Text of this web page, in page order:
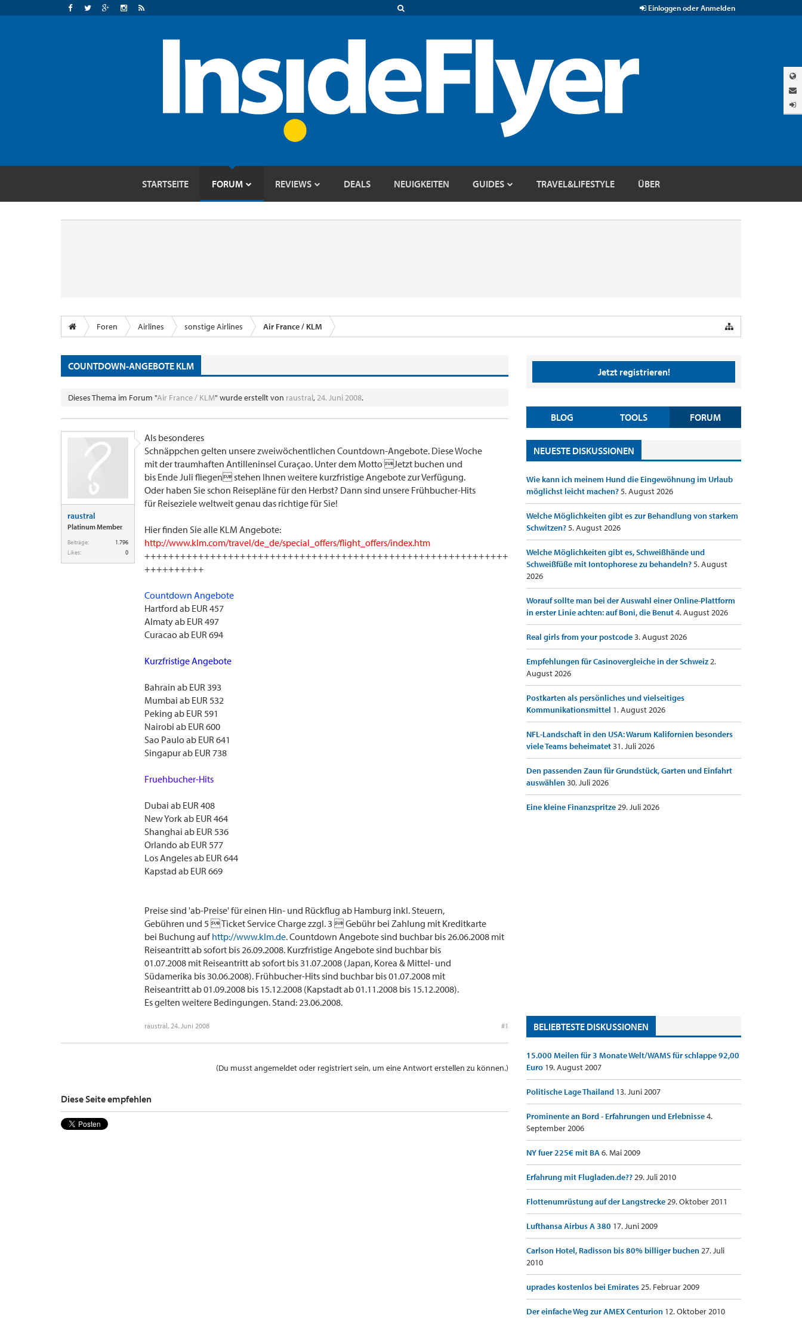
Einloggen oder Anmelden
STARTSEITE FORUM REVIEWS DEALS NEUIGKEITEN GUIDES TRAVEL&LIFESTYLE ÜBER
Foren Airlines sonstige Airlines Air France / KLM
COUNTDOWN-ANGEBOTE KLM
Dieses Thema im Forum "Air France / KLM" wurde erstellt von raustral,24. Juni 2008.
raustral
Platinum Member
Beiträge:
1.796
Likes:
0
Als besonderes
Schnäppchen gelten unsere zweiwöchentlichen Countdown-Angebote. Diese Woche
mit der traumhaften Antilleninsel Curaçao. Unter dem Motto Jetzt buchen und
bis Ende Juli fliegen stehen Ihnen weitere kurzfristige Angebote zur Verfügung.
Oder haben Sie schon Reisepläne für den Herbst? Dann sind unsere Frühbucher-Hits
für Reiseziele weltweit genau das richtige für Sie!
Hier finden Sie alle KLM Angebote:
http://www.klm.com/travel/de_de/special_offers/flight_offers/index.htm
+++++++++++++++++++++++++++++++++++++++++++++++++++++++++++++
++++++++++
Countdown Angebote
Hartford ab EUR 457
Almaty ab EUR 497
Curacao ab EUR 694
Kurzfristige Angebote
Bahrain ab EUR 393
Mumbai ab EUR 532
Peking ab EUR 591
Nairobi ab EUR 600
Sao Paulo ab EUR 641
Singapur ab EUR 738
Fruehbucher-Hits
Dubai ab EUR 408
New York ab EUR 464
Shanghai ab EUR 536
Orlando ab EUR 577
Los Angeles ab EUR 644
Kapstad ab EUR 669
Preise sind 'ab-Preise' für einen Hin- und Rückflug ab Hamburg inkl. Steuern,
Gebühren und 5  Ticket Service Charge zzgl. 3  Gebühr bei Zahlung mit Kreditkarte
bei Buchung aufhttp://www.klm.de. Countdown Angebote sind buchbar bis 26.06.2008 mit
Reiseantritt ab sofort bis 26.09.2008. Kurzfristige Angebote sind buchbar bis
01.07.2008 mit Reiseantritt ab sofort bis 31.07.2008 (Japan, Korea & Mittel- und
Südamerika bis 30.06.2008). Frühbucher-Hits sind buchbar bis 01.07.2008 mit
Reiseantritt ab 01.09.2008 bis 15.12.2008 (Kapstadt ab 01.11.2008 bis 15.12.2008).
Es gelten weitere Bedingungen. Stand: 23.06.2008.
raustral, 24. Juni 2008 #1
(Du musst angemeldet oder registriert sein, um eine Antwort erstellen zu können.)
Diese Seite empfehlen
Jetzt registrieren!
BLOG TOOLS FORUM
NEUESTE DISKUSSIONEN
Wie kann ich meinem Hund die Eingewöhnung im Urlaub
möglichst leicht machen?5. August 2026
Welche Möglichkeiten gibt es zur Behandlung von starkem
Schwitzen?5. August 2026
Welche Möglichkeiten gibt es, Schweißhände und
Schweißfüße mit Iontophorese zu behandeln?5. August
2026
Worauf sollte man bei der Auswahl einer Online-Plattform
in erster Linie achten: auf Boni, die Benut4. August 2026
Real girls from your postcode3. August 2026
Empfehlungen für Casinovergleiche in der Schweiz2.
August 2026
Postkarten als persönliches und vielseitiges
Kommunikationsmittel 1. August 2026
NFL-Landschaft in den USA: Warum Kalifornien besonders
viele Teams beheimatet31. Juli 2026
Den passenden Zaun für Grundstück, Garten und Einfahrt
auswählen30. Juli 2026
Eine kleine Finanzspritze29. Juli 2026
BELIEBTESTE DISKUSSIONEN
15.000 Meilen für 3 Monate Welt/WAMS für schlappe 92,00
Euro 19. August 2007
Politische Lage Thailand 13. Juni 2007
Prominente an Bord - Erfahrungen und Erlebnisse4.
September 2006
NY fuer 225€ mit BA6. Mai 2009
Erfahrung mit Flugladen.de??29. Juli 2010
Flottenumrüstung auf der Langstrecke29. Oktober 2011
Lufthansa Airbus A 380 17. Juni 2009
Carlson Hotel, Radisson bis 80% billiger buchen27. Juli
2010
uprades kostenlos bei Emirates25. Februar 2009
Der einfache Weg zur AMEX Centurion 12. Oktober 2010